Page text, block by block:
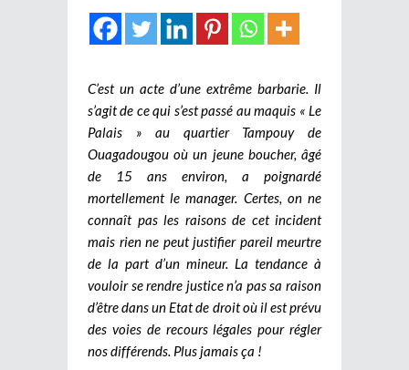
C’est un acte d’une extrême barbarie. Il
s’agit de ce qui s’est passé au maquis « Le
Palais » au quartier Tampouy de
Ouagadougou où un jeune boucher, âgé
de 15 ans environ, a poignardé
mortellement le manager. Certes, on ne
connaît pas les raisons de cet incident
mais rien ne peut justifier pareil meurtre
de la part d’un mineur. La tendance à
vouloir se rendre justice n’a pas sa raison
d’être dans un Etat de droit où il est prévu
des voies de recours légales pour régler
nos différends. Plus jamais ça !